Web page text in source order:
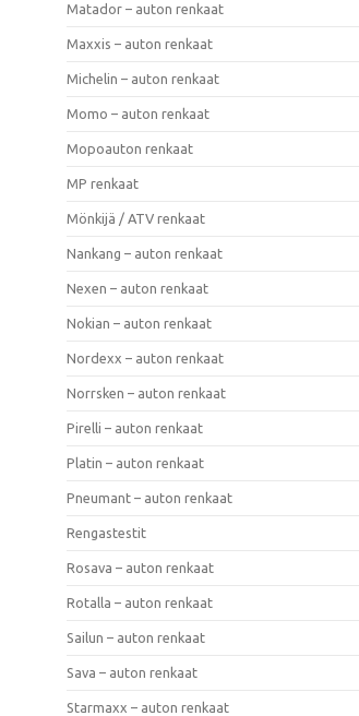
Matador – auton renkaat
Maxxis – auton renkaat
Michelin – auton renkaat
Momo – auton renkaat
Mopoauton renkaat
MP renkaat
Mönkijä / ATV renkaat
Nankang – auton renkaat
Nexen – auton renkaat
Nokian – auton renkaat
Nordexx – auton renkaat
Norrsken – auton renkaat
Pirelli – auton renkaat
Platin – auton renkaat
Pneumant – auton renkaat
Rengastestit
Rosava – auton renkaat
Rotalla – auton renkaat
Sailun – auton renkaat
Sava – auton renkaat
Starmaxx – auton renkaat